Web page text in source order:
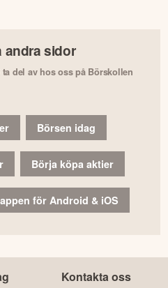
andra sidor
del av hos oss på Börskollen
Börsen idag
Börja köpa aktier
för Android & iOS
Kontakta oss